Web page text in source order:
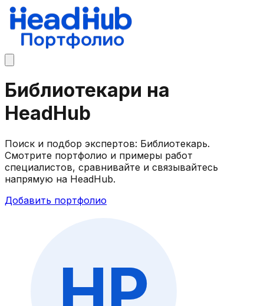
Библиотекари на
HeadHub
Поиск и подбор экспертов: Библиотекарь.
Смотрите портфолио и примеры работ
специалистов, сравнивайте и связывайтесь
напрямую на HeadHub.
Добавить портфолио